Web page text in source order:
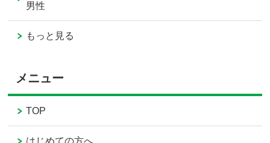
男性
もっと見る
メニュー
TOP